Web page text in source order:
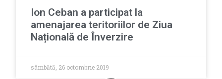
Ion Ceban a participat la
amenajarea teritoriilor de Ziua
Națională de Înverzire
sâmbătă, 26 octombrie 2019